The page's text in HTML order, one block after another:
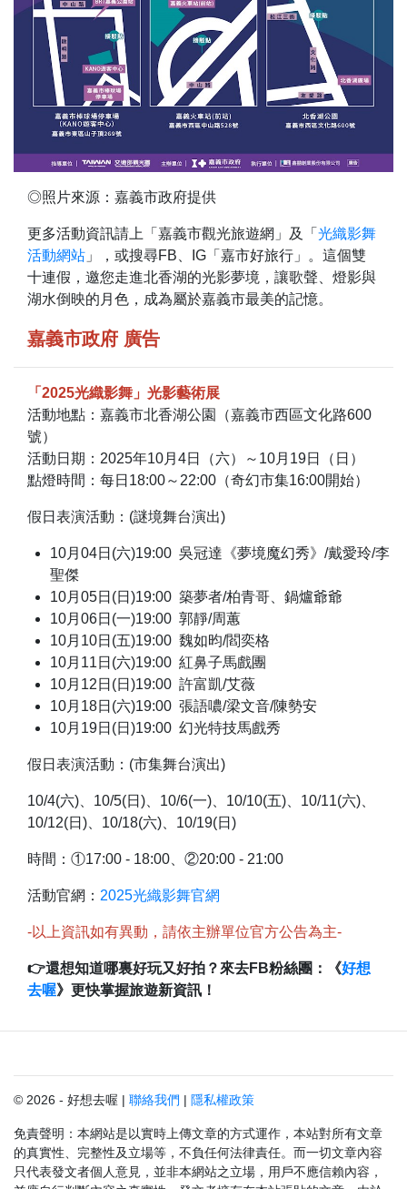
◎照片來源：嘉義市政府提供
更多活動資訊請上「嘉義市觀光旅遊網」及「 光織影舞
活動網站 」，或搜尋FB、IG「嘉市好旅行」。這個雙
十連假，邀您走進北香湖的光影夢境，讓歌聲、燈影與
湖水倒映的月色，成為屬於嘉義市最美的記憶。
嘉義市政府 廣告
「2025光織影舞」光影藝術展
活動地點：嘉義市北香湖公園（嘉義市西區文化路600
號）
活動日期：2025年10月4日（六）～10月19日（日）
點燈時間：每日18:00～22:00（奇幻市集16:00開始）
假日表演活動：(謎境舞台演出)
10月04日(六)19:00 吳冠達《夢境魔幻秀》/戴愛玲/李
聖傑
10月05日(日)19:00 築夢者/柏青哥、鍋爐爺爺
10月06日(一)19:00 郭靜/周蕙
10月10日(五)19:00 魏如昀/閻奕格
10月11日(六)19:00 紅鼻子馬戲團
10月12日(日)19:00 許富凱/艾薇
10月18日(六)19:00 張語噥/梁文音/陳勢安
10月19日(日)19:00 幻光特技馬戲秀
假日表演活動：(市集舞台演出)
10/4(六)、10/5(日)、10/6(一)、10/10(五)、10/11(六)、
10/12(日)、10/18(六)、10/19(日)
時間：①17:00 - 18:00、②20:00 - 21:00
活動官網： 2025光織影舞官網
-以上資訊如有異動，請依主辦單位官方公告為主-
👉還想知道哪裏好玩又好拍？來去FB粉絲團：《好想
去喔》更快掌握旅遊新資訊！
© 2026 - 好想去喔 | 聯絡我們 | 隱私權政策
免責聲明：本網站是以實時上傳文章的方式運作，本站對所有文章
的真實性、完整性及立場等，不負任何法律責任。而一切文章內容
只代表發文者個人意見，並非本網站之立場，用戶不應信賴內容，